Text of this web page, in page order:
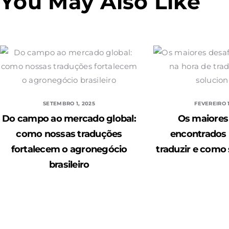
SETEMBRO 1, 2025
Do campo ao mercado global:
como nossas traduções
fortalecem o agronegócio
brasileiro
FEVEREIRO
Os
encontrados
traduzir e como